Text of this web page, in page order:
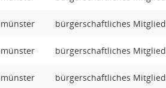
bürgerschaftliches Mitglied
bürgerschaftliches Mitglied
bürgerschaftliches Mitglied